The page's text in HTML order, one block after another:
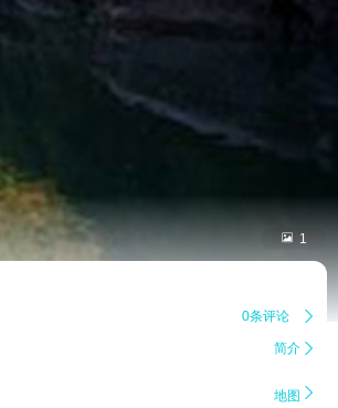
 1
0条评论 
简介 
地图 